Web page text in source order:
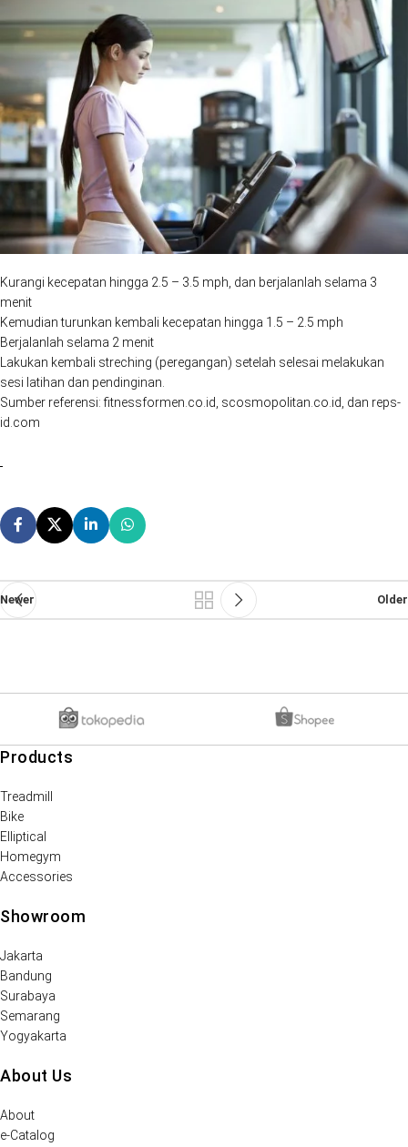
Kurangi kecepatan hingga 2.5 – 3.5 mph, dan berjalanlah selama 3
menit
Kemudian turunkan kembali kecepatan hingga 1.5 – 2.5 mph
Berjalanlah selama 2 menit
Lakukan kembali streching (peregangan) setelah selesai melakukan
sesi latihan dan pendinginan.
Sumber referensi: fitnessformen.co.id, scosmopolitan.co.id, dan reps-
id.com
Newer Older
Products
Treadmill
Bike
Elliptical
Homegym
Accessories
Showroom
Jakarta
Bandung
Surabaya
Semarang
Yogyakarta
About Us
About
e-Catalog